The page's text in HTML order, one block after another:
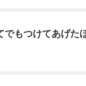
でもつけてあげた